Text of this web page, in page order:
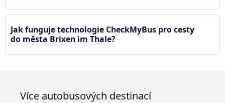
Jak funguje technologie CheckMyBus pro cesty
do města Brixen im Thale?
Více autobusových destinací